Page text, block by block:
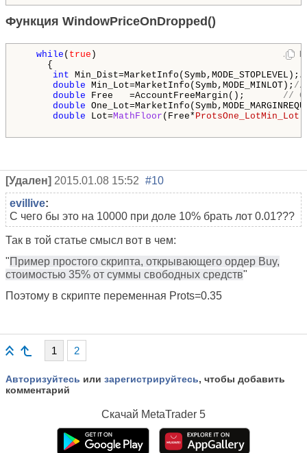
Функция WindowPriceOnDropped()
while ( true ) //
{
int Min_Dist=MarketInfo(Symb,MODE_STOPLEVEL);
double Min_Lot=MarketInfo(Symb,MODE_MINLOT); //
double Free   =AccountFreeMargin(); //
double
double Lot=MathFloor (Free* ProtsOne_LotMin_Lot
[Удален] 2015.01.08 15:52 #10
evillive:
С чего бы это на 10000 при доле 10% брать лот 0.01???
Так в той статье смысл вот в чем:
"Пример простого скрипта, открывающего ордер Buy,
стоимостью 35% от суммы свободных средств"
Поэтому в скрипте переменная Prots=0.35
1 2
Авторизуйтесь или зарегистрируйтесь, чтобы добавить
комментарий
Скачай MetaTrader 5